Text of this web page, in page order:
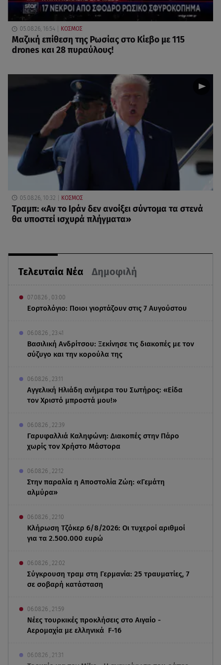
Τελευταία Νέα Δημοφιλή
07.08.26 , 03:00
Εορτολόγιο: Ποιοι γιορτάζουν στις 7 Αυγούστου
06.08.26 , 23:41
Βασιλική Ανδρίτσου: Ξεκίνησε τις διακοπές με τον
σύζυγο και την κορούλα της
06.08.26 , 23:11
Αγγελική Ηλιάδη ανήμερα του Σωτήρος: «Είδα
τον Χριστό μπροστά μου!»
06.08.26 , 22:39
Γαρυφαλλιά Καληφώνη: Διακοπές στην Πάρο
χωρίς τον Χρήστο Μάστορα
06.08.26 , 22:12
Στην παραλία η Αποστολία Ζώη: «Γεμάτη
αλμύρα»
06.08.26 , 22:10
Κλήρωση Τζόκερ 6/8/2026: Οι τυχεροί αριθμοί
για τα 2.500.000 ευρώ
06.08.26 , 22:02
Σύγκρουση τραμ στη Γερμανία: 25 τραυματίες, 7
σε σοβαρή κατάσταση
06.08.26 , 21:59
Νέες τουρκικές προκλήσεις στο Αιγαίο -
Αερομαχία με ελληνικά F-16
06.08.26 , 21:31
05.08.26, 16:54 ΚΟΣΜΟΣ
Μαζική επίθεση της Ρωσίας στο Κίεβο με 115
drones και 28 πυραύλους!
05.08.26, 10:32 ΚΟΣΜΟΣ
Τραμπ: «Αν το Ιράν δεν ανοίξει σύντομα τα στενά
θα υποστεί ισχυρά πλήγματα»